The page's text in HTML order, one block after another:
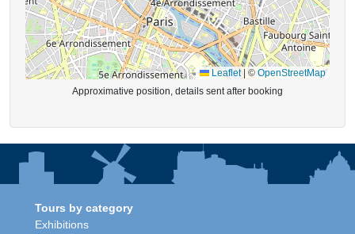
Leaflet ©OpenStreetMap
Approximative position, details sent after booking
Tours by category
Exhibitions